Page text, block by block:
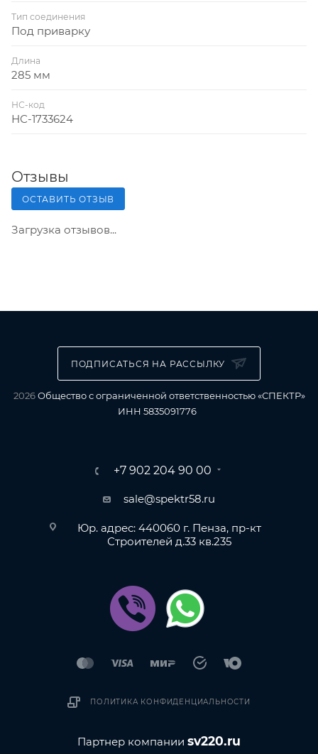
Тип соединения
Под приварку
Длина
285 мм
НС-код
НС-1733624
Отзывы
ОСТАВИТЬ ОТЗЫВ
Загрузка отзывов...
ПОДПИСАТЬСЯ НА РАССЫЛКУ
2026Общество с ограниченной ответственностью «СПЕКТР»
ИНН 5835091776
+7 902 204 90 00
sale@spektr58.ru
Юр. адрес: 440060 г. Пенза, пр-кт
Строителей д.33 кв.235
ПОЛИТИКА КОНФИДЕНЦИАЛЬНОСТИ
Партнер компании sv220.ru